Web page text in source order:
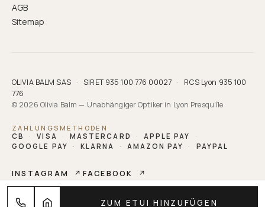
ZUM ETUI HINZUFÜGEN
AGB
Sitemap
OLIVIA BALM SAS · SIRET 935 100 776 00027 ·
RCS Lyon 935 100
776
© 2026 Olivia Balm — Unabhängiger Optiker in Lyon Presqu'île
ZAHLUNGSMETHODEN
CB
· VISA · MASTERCARD · APPLE PAY
·
GOOGLE PAY
· KLARNA · AMAZON PAY · PAYPAL
INSTAGRAM ↗ FACEBOOK ↗
OLIVIA BALM